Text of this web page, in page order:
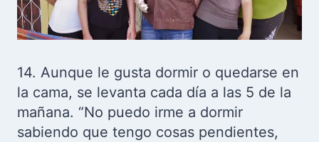
14. Aunque le gusta dormir o quedarse en
la cama, se levanta cada día a las 5 de la
mañana. “No puedo irme a dormir
sabiendo que tengo cosas pendientes,